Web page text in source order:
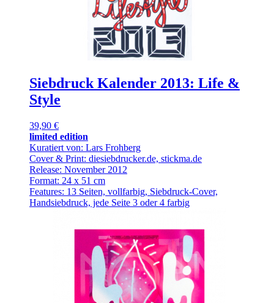
Siebdruck Kalender 2013: Life &
Style
39,90 €
limited edition
Kuratiert von: Lars Frohberg
Cover & Print: diesiebdrucker.de, stickma.de
Release: November 2012
Format: 24 x 51 cm
Features: 13 Seiten, vollfarbig, Siebdruck-Cover,
Handsiebdruck, jede Seite 3 oder 4 farbig